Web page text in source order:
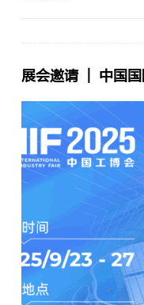
展会邀请 ｜ 中国